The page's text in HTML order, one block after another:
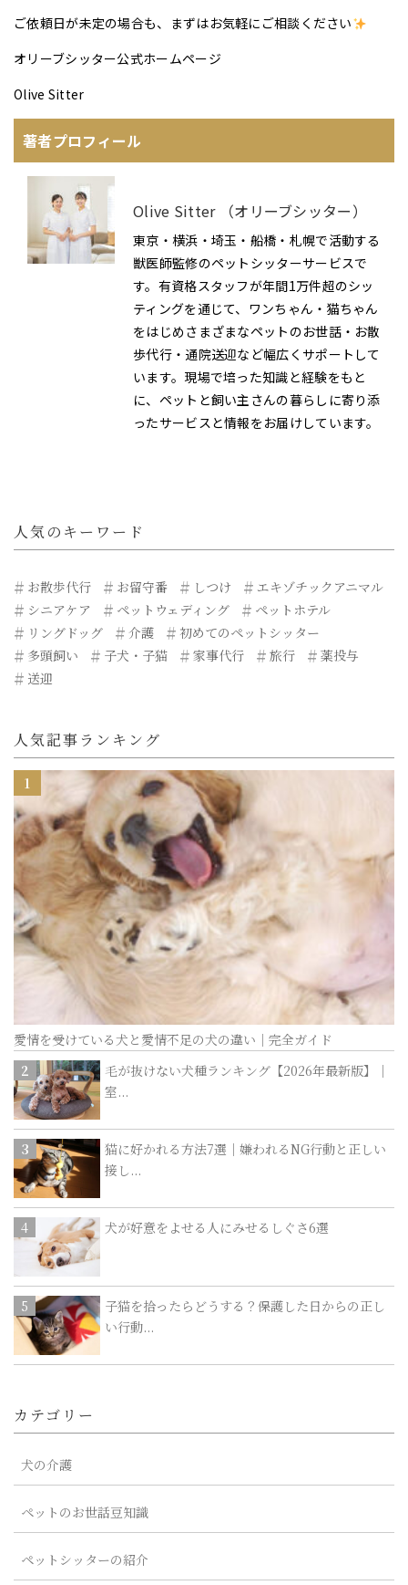
ご依頼日が未定の場合も、まずはお気軽にご相談ください
オリーブシッター公式ホームページ
Olive Sitter
著者プロフィール
Olive Sitter （オリーブシッター）
東京・横浜・埼玉・船橋・札幌で活動する
獣医師監修のペットシッターサービスで
す。有資格スタッフが年間1万件超のシッ
ティングを通じて、ワンちゃん・猫ちゃん
をはじめさまざまなペットのお世話・お散
歩代行・通院送迎など幅広くサポートして
います。現場で培った知識と経験をもと
に、ペットと飼い主さんの暮らしに寄り添
ったサービスと情報をお届けしています。
人気のキーワード
お散歩代行 お留守番 しつけ
エキゾチックアニマル
シニアケア
ペットウェディング
ペットホテル
リングドッグ
介護
初めてのペットシッター
多頭飼い
子犬・子猫 家事代行 旅行
薬投与
送迎
人気記事ランキング
愛情を受けている犬と愛情不足の犬の違い｜完全ガイド
毛が抜けない犬種ランキング【2026年最新版】｜
室...
猫に好かれる方法7選｜嫌われるNG行動と正しい
接し...
犬が好意をよせる人にみせるしぐさ6選
子猫を拾ったらどうする？保護した日からの正し
い行動...
カテゴリー
犬の介護
ペットのお世話豆知識
ペットシッターの紹介